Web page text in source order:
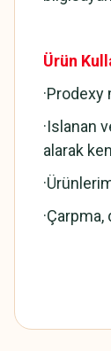
Ürün
·Islanan
alarak
·Çarpma,